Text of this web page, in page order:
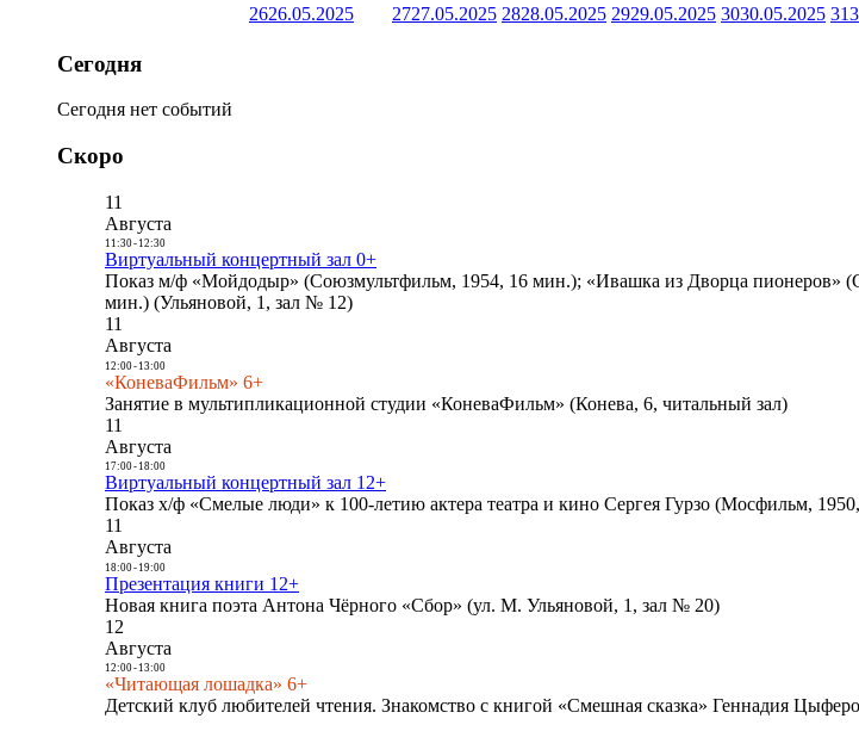
2626.05.2025 2727.05.2025 2828.05.2025 2929.05.2025 3030.05.2025 31
Сегодня
Сегодня нет событий
Скоро
11
Августа
11:30- 12:30
Виртуальный концертный зал 0+
Показ м/ф «Мойдодыр» (Союзмультфильм, 1954, 16 мин.); «Ивашка из Дворца пионеров»
мин.) (Ульяновой, 1, зал № 12)
11
Августа
12:00- 13:00
«КоневаФильм» 6+
Занятие в мультипликационной студии «КоневаФильм» (Конева, 6, читальный зал)
11
Августа
17:00- 18:00
Виртуальный концертный зал 12+
Показ х/ф «Смелые люди» к 100-летию актера театра и кино Сергея Гурзо (Мосфильм,
11
Августа
18:00- 19:00
Презентация книги 12+
Новая книга поэта Антона Чёрного «Сбор» (ул. М. Ульяновой, 1, зал № 20)
12
Августа
12:00- 13:00
«Читающая лошадка» 6+
Детский клуб любителей чтения. Знакомство с книгой «Смешная сказка» Геннадия